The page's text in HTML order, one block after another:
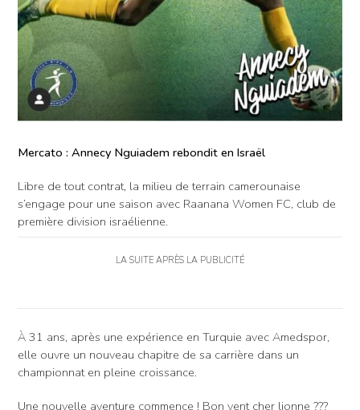
Mercato : Annecy Nguiadem rebondit en Israël
Libre de tout contrat, la milieu de terrain camerounaise
s’engage pour une saison avec Raanana Women FC, club de
première division israélienne.
LA SUITE APRÈS LA PUBLICITÉ
À 31 ans, après une expérience en Turquie avec Amedspor,
elle ouvre un nouveau chapitre de sa carrière dans un
championnat en pleine croissance.
Une nouvelle aventure commence ! Bon vent cher lionne ???